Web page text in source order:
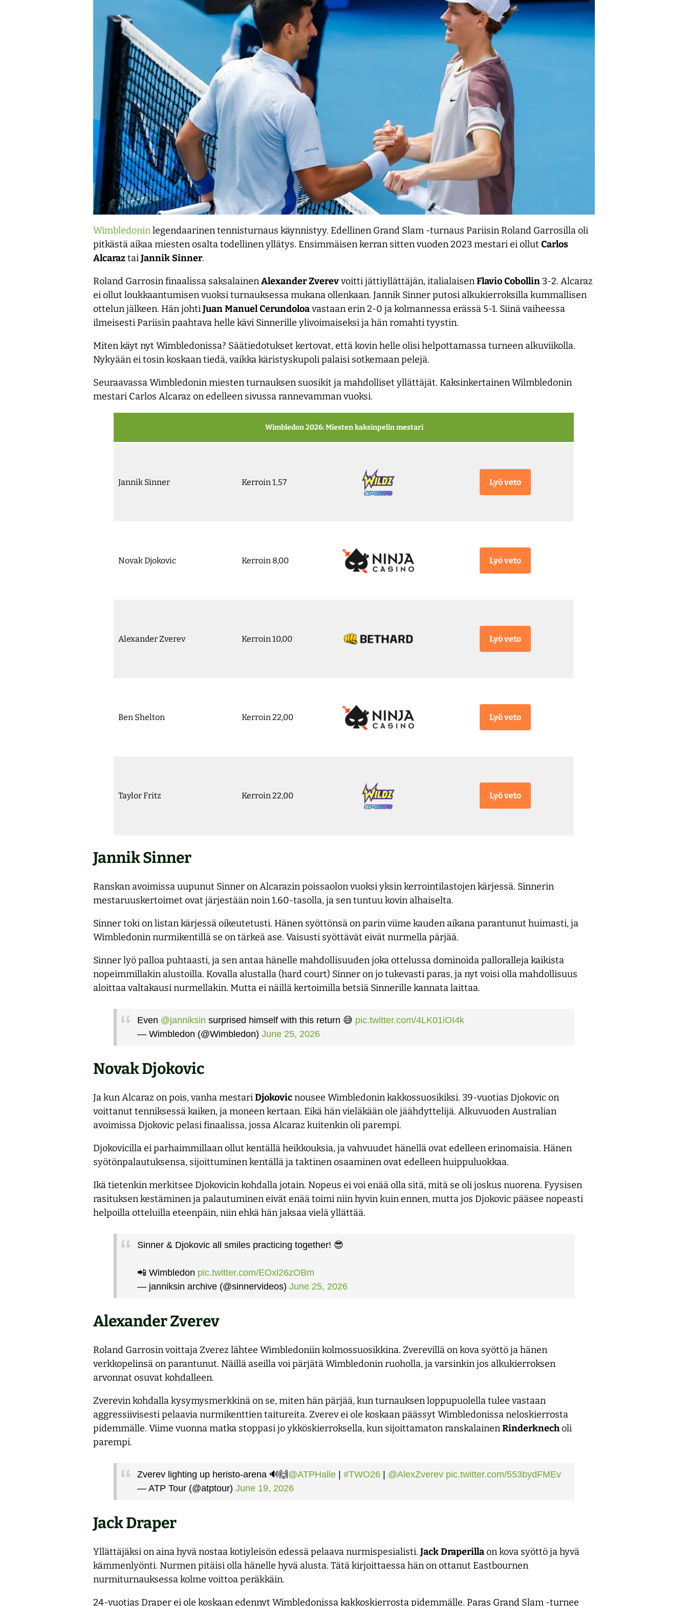
Wimbledoninlegendaarinen tennisturnaus käynnistyy. Edellinen Grand Slam -turnaus Pariisin Roland Garrosilla oli
pitkästä aikaa miesten osalta todellinen yllätys. Ensimmäisen kerran sitten vuoden 2023 mestari ei ollut Carlos
AlcaraztaiJannik Sinner.
Roland Garrosin finaalissa saksalainenAlexanderZverevvoitti jättiyllättäjän, italialaisenFlavioCobollin 3-2. Alcaraz
ei ollut loukkaantumisen vuoksi turnauksessa mukana ollenkaan. Jannik Sinner putosi alkukierroksilla kummallisen
ottelun jälkeen. Hän johtiJuanManuelCerundoloavastaan erin 2-0 ja kolmannessa erässä 5-1. Siinä vaiheessa
ilmeisesti Pariisin paahtava helle kävi Sinnerille ylivoimaiseksi ja hän romahti tyystin.
Miten käyt nyt Wimbledonissa? Säätiedotukset kertovat, että kovin helle olisi helpottamassa turneen alkuviikolla.
Nykyään ei tosin koskaan tiedä, vaikka käristyskupoli palaisi sotkemaan pelejä.
Seuraavassa Wimbledonin miesten turnauksen suosikit ja mahdolliset yllättäjät. Kaksinkertainen Wilmbledonin
mestari Carlos Alcaraz on edelleen sivussa rannevamman vuoksi.
Wimbledon 2026: Miesten kaksinpelin mestari
Jannik Sinner Kerroin 1,57 Lyö veto
Novak Djokovic Kerroin 8,00 Lyö veto
Alexander Zverev Kerroin 10,00 Lyö veto
Ben Shelton Kerroin 22,00 Lyö veto
Taylor Fritz Kerroin 22,00 Lyö veto
Jannik Sinner
Ranskan avoimissa uupunut Sinner on Alcarazin poissaolon vuoksi yksin kerrointilastojen kärjessä. Sinnerin
mestaruuskertoimet ovat järjestään noin 1.60-tasolla, ja sen tuntuu kovin alhaiselta.
Sinner toki on listan kärjessä oikeutetusti. Hänen syöttönsä on parin viime kauden aikana parantunut huimasti, ja
Wimbledonin nurmikentillä se on tärkeä ase. Vaisusti syöttävät eivät nurmella pärjää.
Sinner lyö palloa puhtaasti, ja sen antaa hänelle mahdollisuuden joka ottelussa dominoida palloralleja kaikista
nopeimmillakin alustoilla. Kovalla alustalla (hard court) Sinner on jo tukevasti paras, ja nyt voisi olla mahdollisuus
aloittaa valtakausi nurmellakin. Mutta ei näillä kertoimilla betsiä Sinnerille kannata laittaa.
Even @janniksin surprised himself with this return 😅 pic.twitter.com/4LK01iOI4k
— Wimbledon (@Wimbledon) June 25, 2026
Novak Djokovic
Ja kun Alcaraz on pois, vanha mestariDjokovicnousee Wimbledonin kakkossuosikiksi. 39-vuotias Djokovic on
voittanut tenniksessä kaiken, ja moneen kertaan. Eikä hän vieläkään ole jäähdyttelijä. Alkuvuoden Australian
avoimissa Djokovic pelasi finaalissa, jossa Alcaraz kuitenkin oli parempi.
Djokovicilla ei parhaimmillaan ollut kentällä heikkouksia, ja vahvuudet hänellä ovat edelleen erinomaisia. Hänen
syötönpalautuksensa, sijoittuminen kentällä ja taktinen osaaminen ovat edelleen huippuluokkaa.
Ikä tietenkin merkitsee Djokovicin kohdalla jotain. Nopeus ei voi enää olla sitä, mitä se oli joskus nuorena. Fyysisen
rasituksen kestäminen ja palautuminen eivät enää toimi niin hyvin kuin ennen, mutta jos Djokovic pääsee nopeasti
helpoilla otteluilla eteenpäin, niin ehkä hän jaksaa vielä yllättää.
Sinner & Djokovic all smiles practicing together! 😎
📲 Wimbledon pic.twitter.com/EOxl26zOBm
— janniksin archive (@sinnervideos) June 25, 2026
Alexander Zverev
Roland Garrosin voittaja Zverez lähtee Wimbledoniin kolmossuosikkina. Zverevillä on kova syöttö ja hänen
verkkopelinsä on parantunut. Näillä aseilla voi pärjätä Wimbledonin ruoholla, ja varsinkin jos alkukierroksen
arvonnat osuvat kohdalleen.
Zverevin kohdalla kysymysmerkkinä on se, miten hän pärjää, kun turnauksen loppupuolella tulee vastaan
aggressiivisesti pelaavia nurmikenttien taitureita. Zverev ei ole koskaan päässyt Wimbledonissa neloskierrosta
pidemmälle. Viime vuonna matka stoppasi jo ykköskierroksella, kun sijoittamaton ranskalainenRinderknecholi
parempi.
Zverev lighting up heristo-arena 🔊🙌@ATPHalle | #TWO26 | @AlexZverev pic.twitter.com/553bydFMEv
— ATP Tour (@atptour) June 19, 2026
Jack Draper
Yllättäjäksi on aina hyvä nostaa kotiyleisön edessä pelaava nurmispesialisti. JackDraperillaon kova syöttö ja hyvä
kämmenlyönti. Nurmen pitäisi olla hänelle hyvä alusta. Tätä kirjoittaessa hän on ottanut Eastbournen
nurmiturnauksessa kolme voittoa peräkkäin.
24-vuotias Draper ei ole koskaan edennyt Wimbledonissa kakkoskierrosta pidemmälle. Paras Grand Slam -turnee